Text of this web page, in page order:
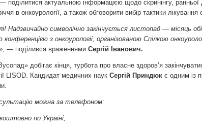
— поділитися актуальною інформацією щодо скринінгу,
в онкоурології, а також обговорити вибір тактики
Надзвичайно символічно закінчується листопад — місяць
з онкоурологіі, організованою Спілкою
, — поділився враженнями Сергій Іванович.
добігає кінця, турбота про власне здоров’я
LISOD. Кандидат медичних наук Сергій Приндюк є одним із
можна за телефоном:
по Україні;